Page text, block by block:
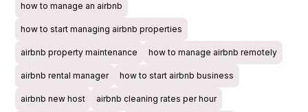
how to manage an airbnb
how to start managing airbnb properties
airbnb property maintenance how to manage airbnb remotely
airbnb rental manager how to start airbnb business
airbnb new host airbnb cleaning rates per hour